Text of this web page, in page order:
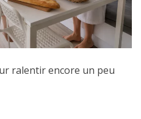
ralentir encore un peu